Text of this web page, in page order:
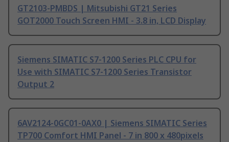
GT2103-PMBDS | Mitsubishi GT21 Series
GOT2000 Touch Screen HMI - 3.8 in, LCD Display
Siemens SIMATIC S7-1200 Series PLC CPU for
Use with SIMATIC S7-1200 Series Transistor
Output 2
6AV2124-0GC01-0AX0 | Siemens SIMATIC Series
TP700 Comfort HMI Panel - 7 in 800 x 480pixels